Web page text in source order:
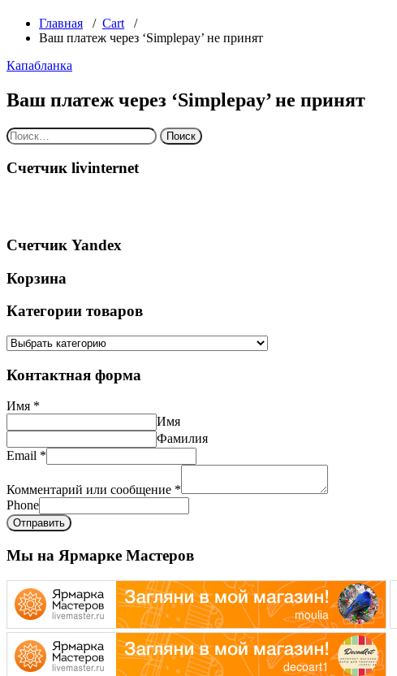
Главная / Cart /
Ваш платеж через ‘Simplepay’ не принят
Капабланка
Ваш платеж через ‘Simplepay’ не принят
Найти:
Счетчик livinternet
Счетчик Yandex
Корзина
Категории товаров
Контактная форма
Имя *
Имя
Фамилия
Email *
Комментарий или сообщение *
Phone
Отправить
Мы на Ярмарке Мастеров